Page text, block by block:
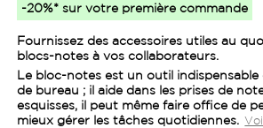
-20%* sur votre première commande
Fournissez des accessoires utiles au
blocs-notes à vos collaborateurs.
Le bloc-notes est un outil
de bureau ; il aide dans les prises de
esquisses, il peut même faire office de
mieux gérer les tâches quotidiennes.